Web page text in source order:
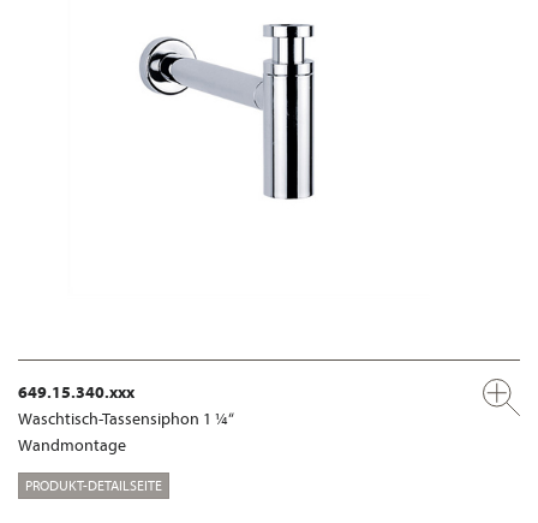
649.15.340.xxx
Waschtisch-Tassensiphon 1 ¼“
Wandmontage
PRODUKT-DETAILSEITE